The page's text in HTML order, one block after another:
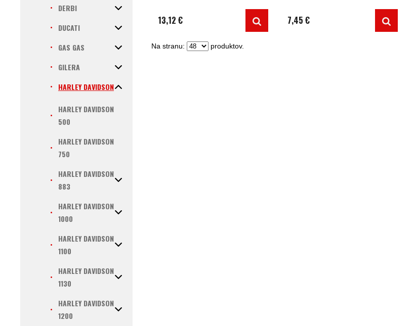
DERBI
DUCATI
GAS GAS
GILERA
HARLEY DAVIDSON
HARLEY DAVIDSON
500
HARLEY DAVIDSON
750
HARLEY DAVIDSON
883
HARLEY DAVIDSON
1000
HARLEY DAVIDSON
1100
HARLEY DAVIDSON
1130
HARLEY DAVIDSON
1200
13,12 € 7,45 €
Na stranu: produktov.